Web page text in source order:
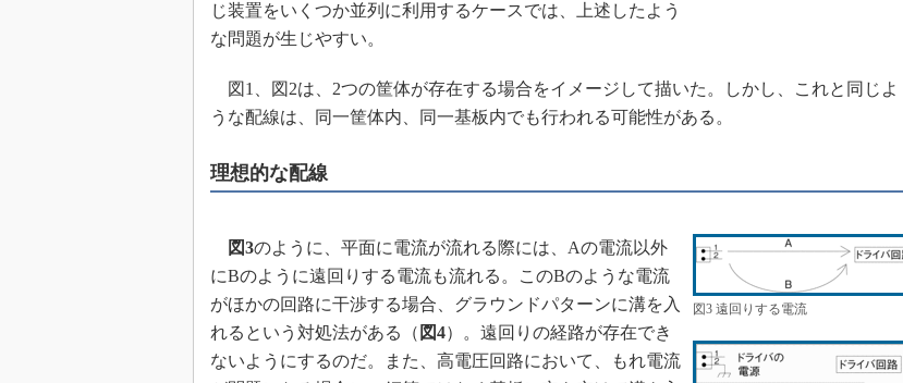
じ装置をいくつか並列に利用するケースでは、上述したよう
な問題が生じやすい。
図1、図2は、2つの筐体が存在する場合をイメージして描いた。しかし、これと同じよ
うな配線は、同一筐体内、同一基板内でも行われる可能性がある。
理想的な配線
図3 遠回りする電流
図3のように、平面に電流が流れる際には、Aの電流以外
にBのように遠回りする電流も流れる。このBのような電流
がほかの回路に干渉する場合、グラウンドパターンに溝を入
れるという対処法がある（ 図4）。遠回りの経路が存在でき
ないようにするのだ。また、高電圧回路において、もれ電流